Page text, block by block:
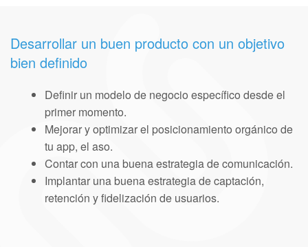
Desarrollar un buen producto con un objetivo
bien definido
Definir un modelo de negocio específico desde el
primer momento.
Mejorar y optimizar el posicionamiento orgánico de
tu app, el aso.
Contar con una buena estrategia de comunicación.
Implantar una buena estrategia de captación,
retención y fidelización de usuarios.